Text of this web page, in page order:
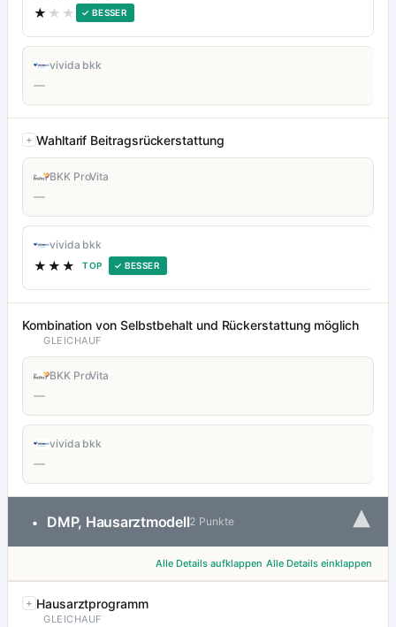
★ ★★ ✓ BESSER
vivida bkk
—
Wahltarif Beitragsrückerstattung
BKK ProVita
—
vivida bkk
★★★ TOP ✓ BESSER
Kombination von Selbstbehalt und Rückerstattung möglich
GLEICHAUF
BKK ProVita
—
vivida bkk
—
• DMP, Hausarztmodell2 Punkte ▾
Alle Details aufklappen Alle Details einklappen
Hausarztprogramm
GLEICHAUF